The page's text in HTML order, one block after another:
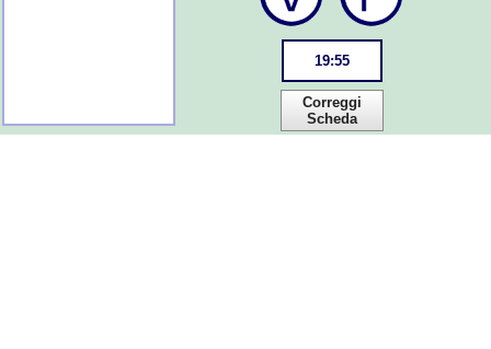
19:55
Correggi
Scheda